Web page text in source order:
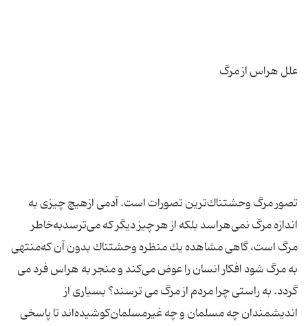
تصور مرگ‌ وحشتناك‌ترین‌ تصورات‌ است‌. آدمی‌ ازهیچ‌ چیزی‌ به‌
اندازه‌ مرگ‌ نمی‌هراسد بلكه‌ از هر چیز دیگر كه‌ می‌ترسدبه‌خاطر
مرگ‌ است‌، گاهی‌ مشاهده‌ یك‌ منظره‌ وحشتناك‌ بدون‌ آن‌ كه‌منتهی‌
به‌ مرگ‌ شود افكار انسان‌ را عوض‌ می‌كند و منجر به هراس فرد می
گردد. به راستى چرا مردم از مرگ مى ترسند؟ بسیاری‌ از
اندیشمندان‌ چه‌ مسلمان‌ و چه‌ غیرمسلمان‌كوشیده‌اند تا پاسخی‌